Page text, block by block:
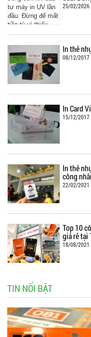
25/02/2026
In thẻ
08/12/2017
In Card
15/12/2017
In thẻ
công
22/02/2021
Top 10
giá rẻ tại
18/08/2021
TIN NỔI BẬT